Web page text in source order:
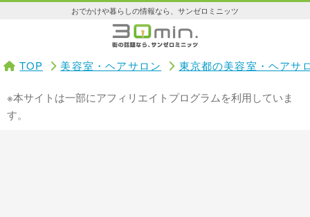
おでかけや暮らしの情報なら、サンゼロミニッツ
TOP 美容室・ヘアサロン 東京都の美容室・ヘアサ
※本サイトは一部にアフィリエイトプログラムを利用していま
す。